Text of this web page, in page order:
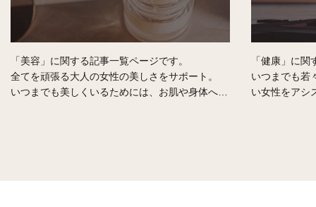
「美容」に関する記事一覧ページです。
全てを頑張る大人の女性の美しさをサポート。
いつまでも美しくいるためには、お肌や身体への
「健康」に
いつまでも若
い女性をアシ